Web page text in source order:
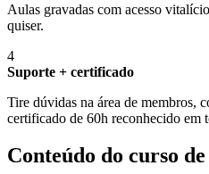
Aulas gravadas com acesso
quiser.
4
Suporte + certificado
Tire dúvidas na área de membros,
certificado de 60h reconhecido em
Conteúdo do curso